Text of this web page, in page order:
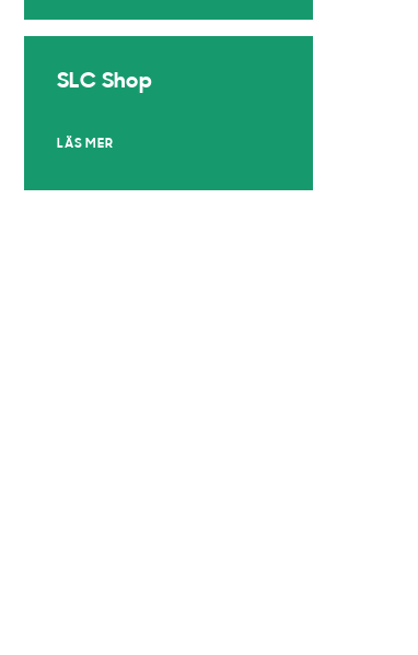
SLC Shop
LÄS MER